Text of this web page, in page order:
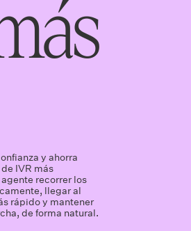
y ahorra
IVR más
recorrer los
llegar al
rápido y mantener
de forma natural.